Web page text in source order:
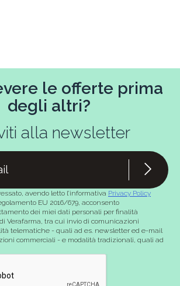
le offerte prima
degli altri?
alla newsletter
avendo letto l’informativa Privacy Policy
EU 2016/679, acconsento
dei miei dati personali per finalità
Verafarma, tra cui invio di comunicazioni
telematiche - quali ad es. newsletter ed e-mail
commerciali - e modalità tradizionali, quali ad